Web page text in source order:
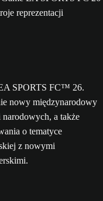
SPORTS FC™ 26.
nowy międzynarodowy
a także
o tematyce
z nowymi